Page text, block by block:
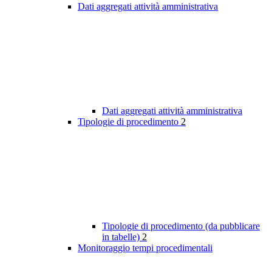
Dati aggregati attività amministrativa
Dati aggregati attività amministrativa
Tipologie di procedimento 2
Tipologie di procedimento (da pubblicare
in tabelle) 2
Monitoraggio tempi procedimentali